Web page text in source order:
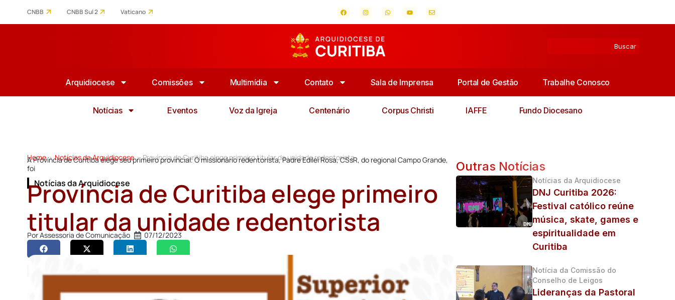
CNBB CNBB Sul 2 Vaticano
Arquidiocese Comissões Multimídia Contato Sala de Imprensa Portal de Gestão Trabalhe Conosco
Notícias Eventos Voz da Igreja Centenário Corpus Christi IAFFE Fundo Diocesano
Home > Notícias da Arquidiocese > Província de Curitiba elege primeiro titular da unidade redentorista
A Província de Curitiba elege seu primeiro provincial. O missionário redentorista, Padre Edilei Rosa, CSsR, do regional Campo Grande,
foi
Notícias da Arquidiocese
Província de Curitiba elege primeiro
titular da unidade redentorista
PorAssessoria de Comunicação 07/12/2023
Outras Notícias
Notícias da Arquidiocese
DNJ Curitiba 2026:
Festival católico reúne
música, skate, games e
espiritualidade em
Curitiba
Notícia da Comissão do
Conselho de Leigos
Lideranças da Pastoral